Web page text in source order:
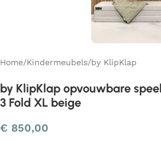
Home/Kindermeubels/by KlipKlap
by KlipKlap opvouwbare
3 Fold XL beige
€ 850,00